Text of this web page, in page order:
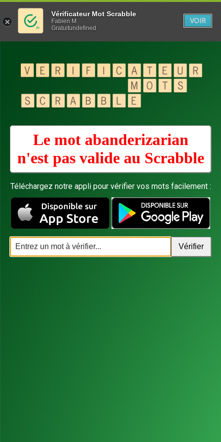
Le mot abanderizarian
n'est pas valide au Scrabble
Téléchargez notre appli pour vérifier vos mots facilement :
Vérificateur Mot Scrabble
Fabien M
Gratuitundefined
VOIR